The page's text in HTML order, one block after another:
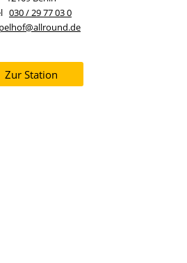
030 / 29 77 03 0
Zur Station